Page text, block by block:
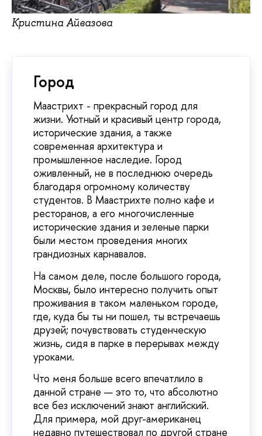
Кристина Айвазова
Город
Маастрихт - прекрасный город для
жизни. Уютный и красивый центр города,
исторические здания, а также
современная архитектура и
промышленное наследие. Город
оживленный, не в последнюю очередь
благодаря огромному количеству
студентов. В Маастрихте полно кафе и
ресторанов, а его многочисленные
исторические здания и зеленые парки
были местом проведения многих
грандиозных карнавалов.
На самом деле, после большого города,
Москвы, было интересно получить опыт
проживания в таком маленьком городе,
где, куда бы ты ни пошел, ты встречаешь
друзей; почувствовать студенческую
жизнь, сидя в парке в перерывах между
уроками.
Что меня больше всего впечатлило в
данной стране — это то, что абсолютно
все без исключений знают английский.
Для примера, мой друг-американец
недавно путешествовал по другой стране